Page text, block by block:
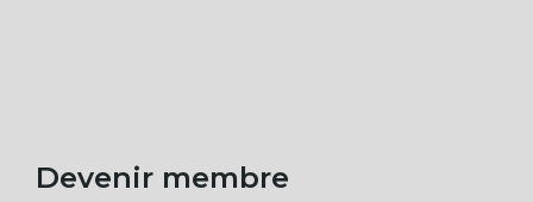
Devenir membre